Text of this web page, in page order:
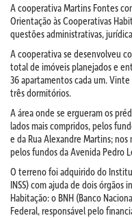
A cooperativa Martins Fontes
Orientação às Cooperativas
questões administrativas,
A cooperativa se desenvolveu
total de imóveis planejados e
36 apartamentos cada um.
três dormitórios.
A área onde se ergueram os
lados mais compridos, pelos
e da Rua Alexandre Martins;
pelos fundos da Avenida Pedro
O terreno foi adquirido do
INSS) com ajuda de dois órgãos
Habitação: o BNH (Banco
Federal, responsável pelo